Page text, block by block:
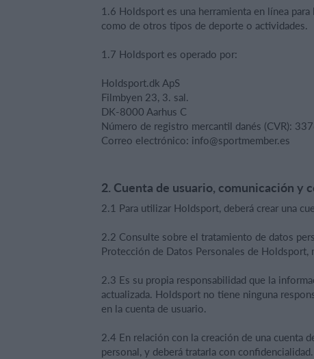
1.6 Holdsport es una herramienta en línea
como de otros tipos de deporte o actividades.
1.7 Holdsport es operado por:
Holdsport.dk ApS
Filmbyen 23, 3. sal.
DK-8000 Aarhus C
Número de registro mercantil danés (CVR):
Correo electrónico: info@sportmember.es
2. Cuenta de usuario, comunicación y
2.1 Para utilizar Holdsport, deberá crear una
2.2 Consulte sobre el tratamiento de datos
Protección de Datos Personales de Holdsport,
2.3 Es su propia responsabilidad que la
actualizada. Holdsport no tiene ninguna
en la cuenta de usuario.
2.4 En relación con la creación de una cuenta
personal, y deberá tratarla con confidencialidad.